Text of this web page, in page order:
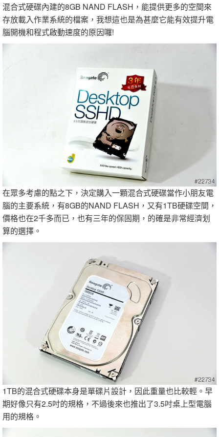
混合式硬碟內建的8GB NAND FLASH，能提供更多的空間來
存放載入作業系統的檔案，我想這也是為甚麼它能有效提升電
腦開機和程式啟動速度的原因囉!
在眾多考慮的點之下，決定購入一顆混合式硬碟當作小朋友電
腦的主要系統，有8GB的NAND FLASH，又有1TB硬碟空間，
價格也在2千多而已，也有三年的保固期，的確是非常經濟划
算的選擇。
1TB的混合式硬碟本身是單碟片設計，因此重量也比較輕。早
期好像只有2.5吋的規格，不過後來也推出了3.5吋桌上型電腦
用的規格。